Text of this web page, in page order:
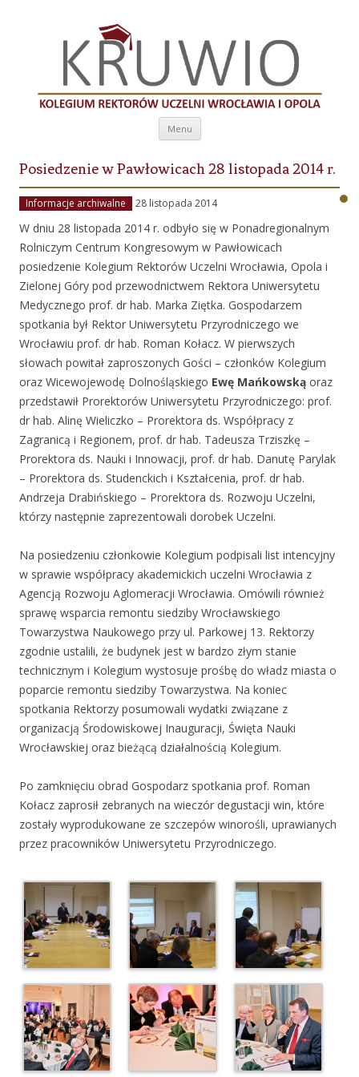
Kolegium Rektorów Uczelni Wrocławia i
Opola
Menu Przeskocz do treści
Posiedzenie w Pawłowicach 28 listopada 2014 r.
Informacje archiwalne 28 listopada 2014
W dniu 28 listopada 2014 r. odbyło się w Ponadregionalnym
Rolniczym Centrum Kongresowym w Pawłowicach
posiedzenie Kolegium Rektorów Uczelni Wrocławia, Opola i
Zielonej Góry pod przewodnictwem Rektora Uniwersytetu
Medycznego prof. dr hab. Marka Ziętka. Gospodarzem
spotkania był Rektor Uniwersytetu Przyrodniczego we
Wrocławiu prof. dr hab. Roman Kołacz. W pierwszych
słowach powitał zaproszonych Gości – członków Kolegium
oraz Wicewojewodę Dolnośląskiego Ewę Mańkowską oraz
przedstawił Prorektorów Uniwersytetu Przyrodniczego: prof.
dr hab. Alinę Wieliczko – Prorektora ds. Współpracy z
Zagranicą i Regionem, prof. dr hab. Tadeusza Trziszkę –
Prorektora ds. Nauki i Innowacji, prof. dr hab. Danutę Parylak
– Prorektora ds. Studenckich i Kształcenia, prof. dr hab.
Andrzeja Drabińskiego – Prorektora ds. Rozwoju Uczelni,
którzy następnie zaprezentowali dorobek Uczelni.
Na posiedzeniu członkowie Kolegium podpisali list intencyjny
w sprawie współpracy akademickich uczelni Wrocławia z
Agencją Rozwoju Aglomeracji Wrocławia. Omówili również
sprawę wsparcia remontu siedziby Wrocławskiego
Towarzystwa Naukowego przy ul. Parkowej 13. Rektorzy
zgodnie ustalili, że budynek jest w bardzo złym stanie
technicznym i Kolegium wystosuje prośbę do władz miasta o
poparcie remontu siedziby Towarzystwa. Na koniec
spotkania Rektorzy posumowali wydatki związane z
organizacją Środowiskowej Inauguracji, Święta Nauki
Wrocławskiej oraz bieżącą działalnością Kolegium.
Po zamknięciu obrad Gospodarz spotkania prof. Roman
Kołacz zaprosił zebranych na wieczór degustacji win, które
zostały wyprodukowane ze szczepów winorośli, uprawianych
przez pracowników Uniwersytetu Przyrodniczego.